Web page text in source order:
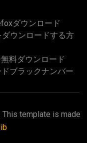
ダウンロード
ウンロードする方
料ダウンロード
ブラックナンバー
template is made